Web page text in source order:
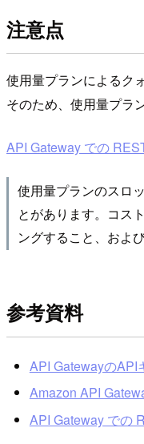
注意点
使用量プランによるク
そのため、使用量プラ
API Gateway での
使用量プランのスロ
とがあります。コス
ングすること、およ
参考資料
API GatewayのAPI
Amazon API
API Gateway での